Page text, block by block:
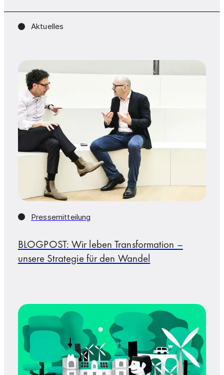
Aktuelles
Pressemitteilung
BLOGPOST: Wir leben Transformation –
unsere Strategie für den Wandel